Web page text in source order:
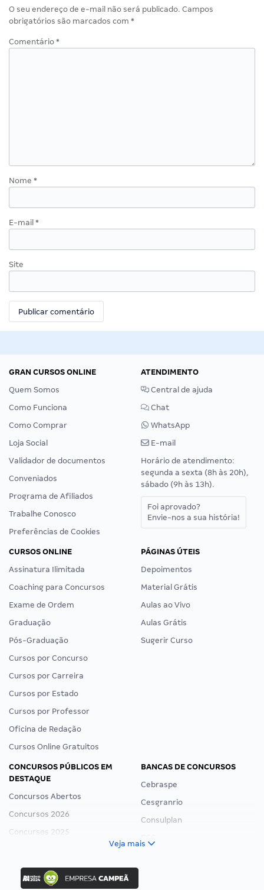
O seu endereço de e-mail não será publicado. Campos
obrigatórios são marcados com *
Comentário *
Nome *
E-mail *
Site
GRAN CURSOS ONLINE
Quem Somos
Como Funciona
Como Comprar
Loja Social
Validador de documentos
Conveniados
Programa de Afiliados
Trabalhe Conosco
Preferências de Cookies
ATENDIMENTO
Central de ajuda
Chat
WhatsApp
E-mail
Horário de atendimento:
segunda a sexta (8h às 20h),
sábado (9h às 13h).
Foi aprovado?
Envie-nos a sua história!
CURSOS ONLINE
Assinatura Ilimitada
Coaching para Concursos
Exame de Ordem
Graduação
Pós-Graduação
Cursos por Concurso
Cursos por Carreira
Cursos por Estado
Cursos por Professor
Oficina de Redação
Cursos Online Gratuitos
PÁGINAS ÚTEIS
Depoimentos
Material Grátis
Aulas ao Vivo
Aulas Grátis
Sugerir Curso
CONCURSOS PÚBLICOS EM
DESTAQUE
Concursos Abertos
Concursos 2026
Concursos 2025
Concurso Ibama
Concurso MPU
BANCAS DE CONCURSOS
Cebraspe
Cesgranrio
Consulplan
Veja mais